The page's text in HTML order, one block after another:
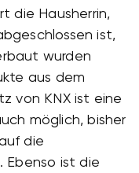
die Hausherrin,
ist,
wurden
aus dem
von KNX ist eine
möglich, bisher
die
Ebenso ist die